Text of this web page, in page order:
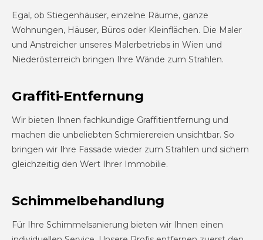
Egal, ob Stiegenhäuser, einzelne Räume, ganze
Wohnungen, Häuser, Büros oder Kleinflächen. Die Maler
und Anstreicher unseres Malerbetriebs in Wien und
Niederösterreich bringen Ihre Wände zum Strahlen.
Graffiti-Entfernung
Wir bieten Ihnen fachkundige Graffitientfernung und
machen die unbeliebten Schmierereien unsichtbar. So
bringen wir Ihre Fassade wieder zum Strahlen und sichern
gleichzeitig den Wert Ihrer Immobilie.
Schimmel­behandlung
Für Ihre Schimmelsanierung bieten wir Ihnen einen